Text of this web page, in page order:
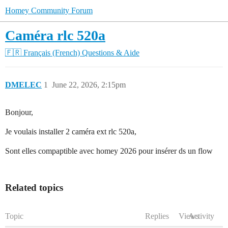
Homey Community Forum
Caméra rlc 520a
🇫🇷 Français (French) Questions & Aide
DMELEC June 22, 2026, 2:15pm
1
Bonjour,
Je voulais installer 2 caméra ext rlc 520a,
Sont elles compaptible avec homey 2026 pour insérer ds un flow
Related topics
Topic Replies ViewsActivity